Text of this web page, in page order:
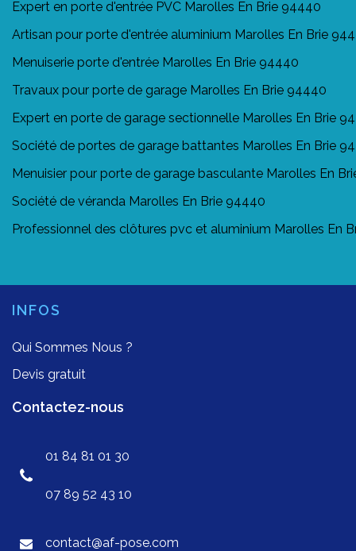
Expert en porte d'entrée PVC Marolles En Brie 94440
Artisan pour porte d'entrée aluminium Marolles En Brie
Menuiserie porte d'entrée Marolles En Brie 94440
Travaux pour porte de garage Marolles En Brie 94440
Expert en porte de garage sectionnelle Marolles En Brie
Société de portes de garage battantes Marolles En Brie
Menuisier pour porte de garage basculante Marolles En
Société de véranda Marolles En Brie 94440
Professionnel des clôtures pvc et aluminium Marolles En
INFOS
Qui Sommes Nous ?
Devis gratuit
Contactez-nous
01 84 81 01 30
07 89 52 43 10
contact@af-pose.com